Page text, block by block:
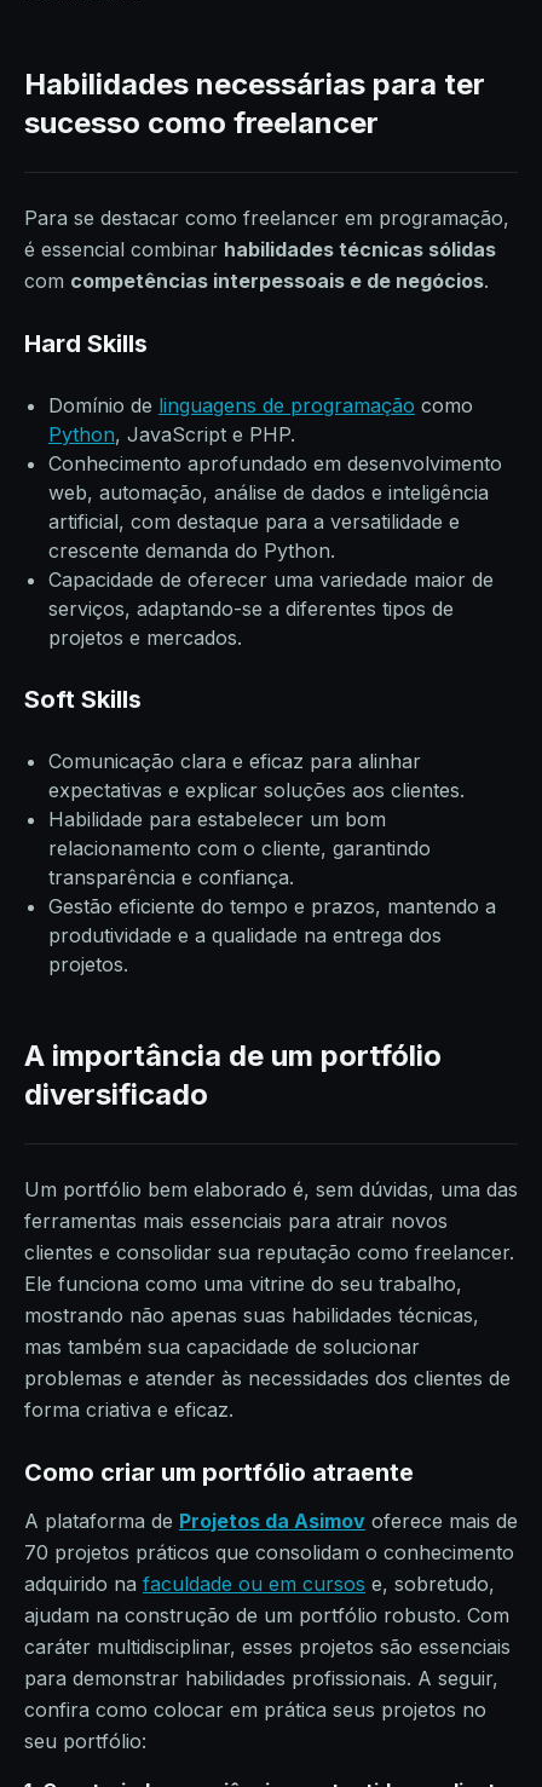
Habilidades necessárias para ter
sucesso como freelancer
Para se destacar como freelancer em programação,
é essencial combinar habilidades técnicas sólidas
com competências interpessoais e de negócios.
Hard Skills
Domínio de linguagens de programação como
Python, JavaScript e PHP.
Conhecimento aprofundado em desenvolvimento
web, automação, análise de dados e inteligência
artificial, com destaque para a versatilidade e
crescente demanda do Python.
Capacidade de oferecer uma variedade maior de
serviços, adaptando-se a diferentes tipos de
projetos e mercados.
Soft Skills
Comunicação clara e eficaz para alinhar
expectativas e explicar soluções aos clientes.
Habilidade para estabelecer um bom
relacionamento com o cliente, garantindo
transparência e confiança.
Gestão eficiente do tempo e prazos, mantendo a
produtividade e a qualidade na entrega dos
projetos.
A importância de um portfólio
diversificado
Um portfólio bem elaborado é, sem dúvidas, uma das
ferramentas mais essenciais para atrair novos
clientes e consolidar sua reputação como freelancer.
Ele funciona como uma vitrine do seu trabalho,
mostrando não apenas suas habilidades técnicas,
mas também sua capacidade de solucionar
problemas e atender às necessidades dos clientes de
forma criativa e eficaz.
Como criar um portfólio atraente
A plataforma de Projetos da Asimov oferece mais de
70 projetos práticos que consolidam o conhecimento
adquirido na faculdade ou em cursos e, sobretudo,
ajudam na construção de um portfólio robusto. Com
caráter multidisciplinar, esses projetos são essenciais
para demonstrar habilidades profissionais. A seguir,
confira como colocar em prática seus projetos no
seu portfólio: